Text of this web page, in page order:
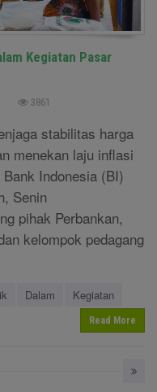
Kegiatan Pasar
3861
stabilitas harga
menekan laju inflasi
Indonesia (BI)
Senin
pihak Perbankan,
kelompok pedagang
Dalam
Kegiatan
Read More